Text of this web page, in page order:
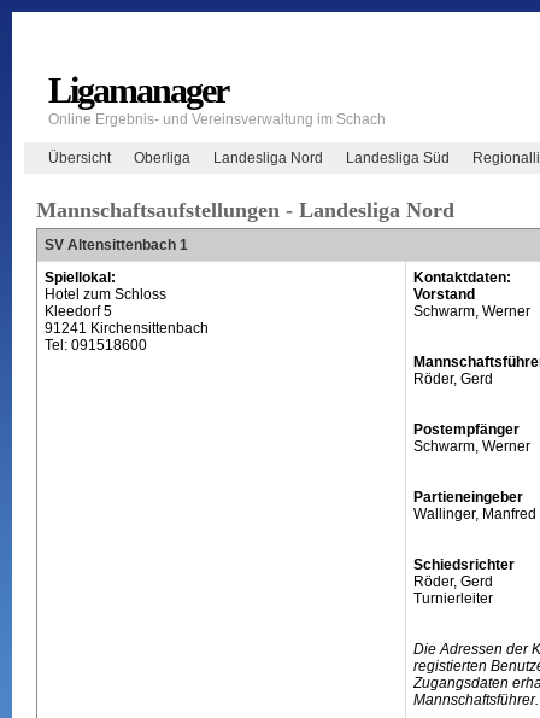
Ligamanager
Online Ergebnis- und Vereinsverwaltung im Schach
Übersicht Oberliga Landesliga Nord Landesliga Süd
Mannschaftsaufstellungen - Landesliga Nord
SV Altensittenbach 1
Spiellokal:
Hotel zum Schloss
Kleedorf 5
91241 Kirchensittenbach
Tel: 091518600
Kontaktdaten:
Vorstand
Schwarm, Werner
Röder, Gerd
Postempfänger
Schwarm, Werner
Partieneingeber
Wallinger, Manfred
Schiedsrichter
Röder, Gerd
Turnierleiter
Die Adressen der
registierten
Zugangsdaten
Mannschaftsführer.